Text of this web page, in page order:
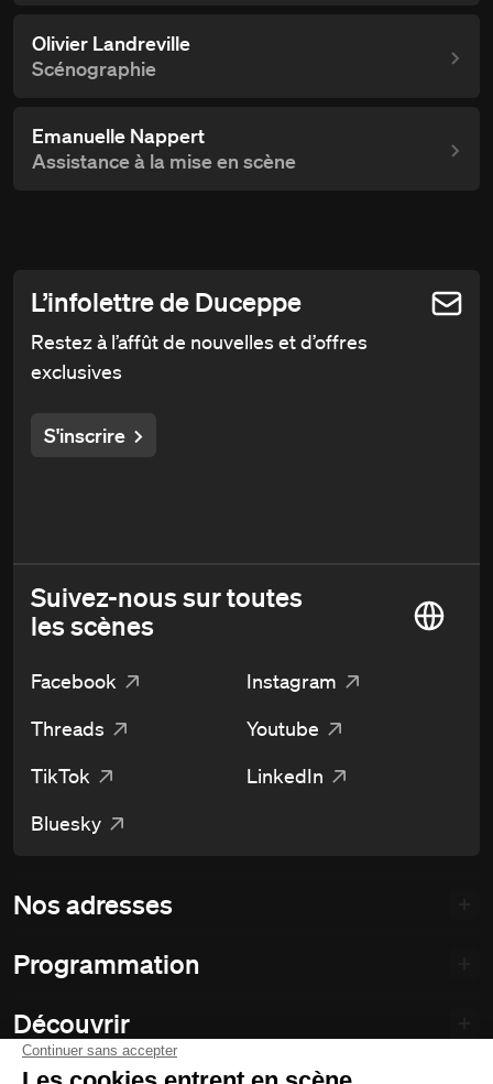
Olivier Landreville
Scénographie
Emanuelle Nappert
Assistance à la mise en scène
L’infolettre de Duceppe
Restez à l’affût de nouvelles et d’offres
exclusives
S'inscrire
Suivez-nous sur toutes
les scènes
Facebook
Instagram
Threads
Youtube
TikTok
LinkedIn
Bluesky
Nos adresses
Programmation
Découvrir